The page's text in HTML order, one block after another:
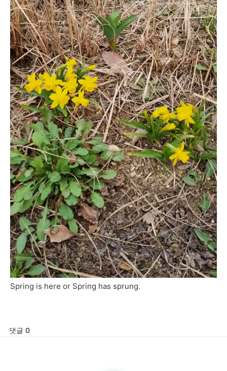
Spring is here or Spring has sprung.
댓글 0